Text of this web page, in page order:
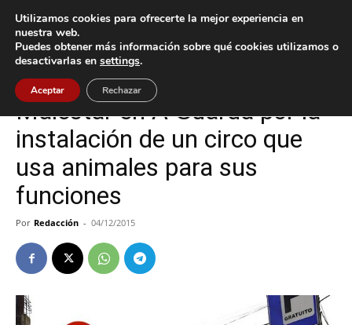
Inicio A Guarda
A Guarda
Malestar en A Guarda por la
instalación de un circo que
usa animales para sus
funciones
Por Redacción - 04/12/2015
Utilizamos cookies para ofrecerte la mejor experiencia en
nuestra web.
Puedes obtener más información sobre qué cookies utilizamos o
desactivarlas en settings.
Aceptar Rechazar